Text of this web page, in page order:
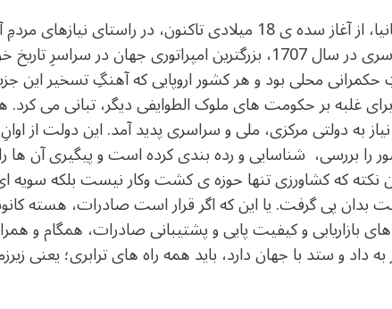
نگرشِ زیستی در بریتانیا، از آغاز سده ی 18 میلادی
برقراری حکومتِ سراسری در سال 1707، بزرگترین
حکمرانی محلی بود و هر کشور اروپایی که آهنگِ تسخیر این
غلبه بر حکومت های ملوک الطوایفی دیگر، تبانی می کرد.
را بررسی، شناسایی و رده بندی کرده است و پیگیری آن ها
نکته که کشاورزی تنها حوزه ی کشت وکار نیست بلکه سویه ای
بدان پی گرفت. یا این که اگر قرار است صادرات، هسته
های بازاریابی و کیفیت پایی و پشتیبانی صادرات، همگام و
به داد و ستد با جهان دارد، باید همه راه های ترابری؛ یعنی